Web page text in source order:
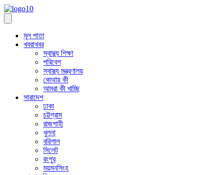
মূল পাতা
খবরাখবর
স্বাস্থ্য শিক্ষা
পরিবেশ
স্বাস্থ্য মন্ত্রণালয়
কোথায় কী
আমরা কী খাচ্ছি
সারাদেশ
ঢাকা
চট্টগ্রাম
রাজশাহী
খুলনা
বরিশাল
সিলেট
রংপুর
ময়মনসিংহ